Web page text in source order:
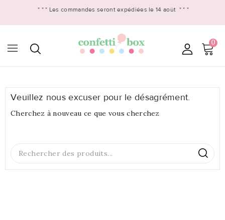
* * * Les commandes seront expédiées le 14 août * * *
0
Veuillez nous excuser pour le désagrément.
Cherchez à nouveau ce que vous cherchez